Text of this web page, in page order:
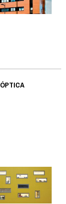
ÓPTICA